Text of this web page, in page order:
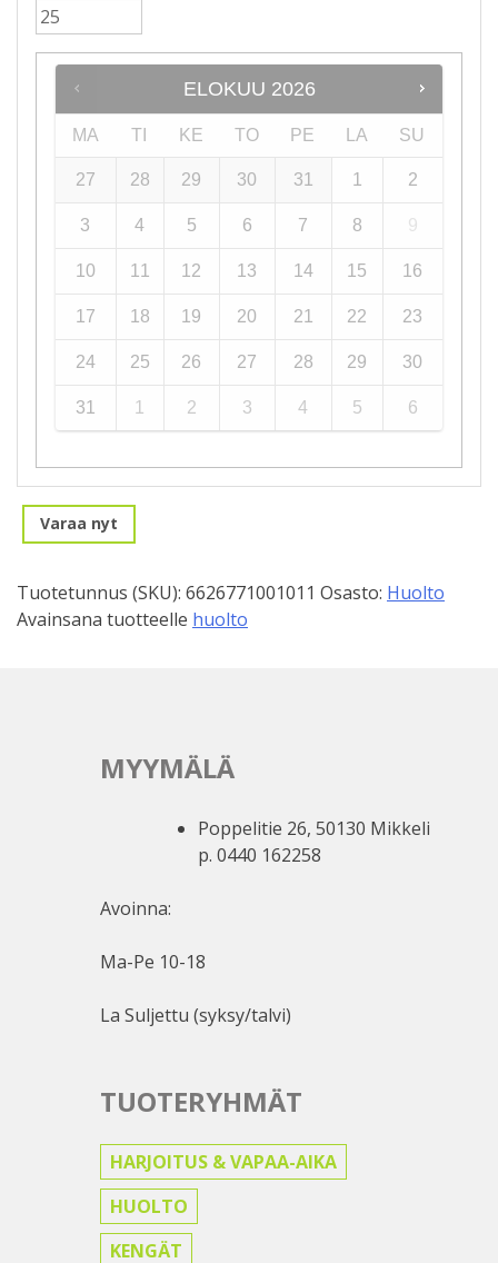
ELOKUU 2026
MA TI KE TO PE LA SU
27 28 29 30 31 1 2
3 4 5 6 7 8 9
10 11 12 13 14 15 16
17 18 19 20 21 22 23
24 25 26 27 28 29 30
31 1 2 3 4 5 6
Varaa nyt
Tuotetunnus (SKU): 6626771001011 Osasto: Huolto
Avainsana tuotteelle huolto
MYYMÄLÄ
Poppelitie 26, 50130 Mikkeli
p. 0440 162258
Avoinna:
Ma-Pe 10-18
La Suljettu (syksy/talvi)
TUOTERYHMÄT
HARJOITUS & VAPAA-AIKA
HUOLTO
KENGÄT